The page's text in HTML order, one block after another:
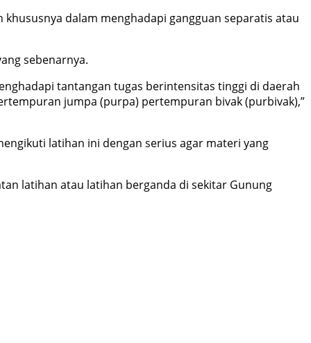
dalam menghadapi gangguan separatis atau
sebenarnya.
tantangan tugas berintensitas tinggi di daerah
jumpa (purpa) pertempuran bivak (purbivak),”
latihan ini dengan serius agar materi yang
latihan atau latihan berganda di sekitar Gunung